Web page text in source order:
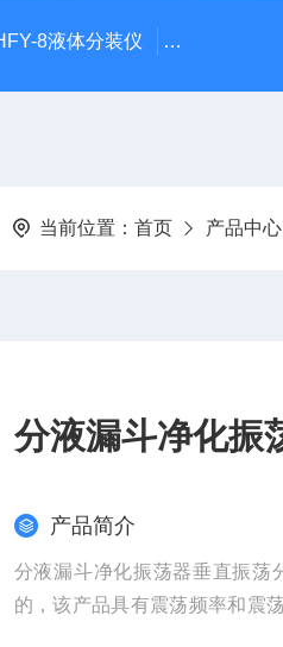
8液体分装仪 全自动放射
当前位置： 首页 产品中心
分液漏斗净化振
产品简介
分液漏斗净化振荡器垂直振荡
的，该产品具有震荡频率和震